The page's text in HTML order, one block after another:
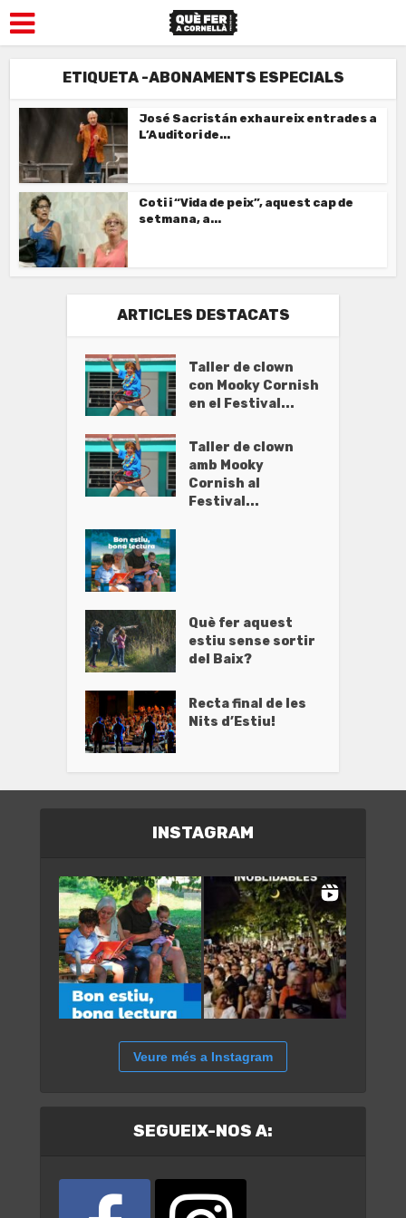
ETIQUETA -ABONAMENTS ESPECIALS
José Sacristán exhaureix entrades a
L’Auditori de...
Coti i “Vida de peix”, aquest cap de
setmana, a...
ARTICLES DESTACATS
Taller de clown
con Mooky Cornish
en el Festival...
Taller de clown
amb Mooky
Cornish al
Festival...
Què fer aquest
estiu sense sortir
del Baix?
Recta final de les
Nits d’Estiu!
INSTAGRAM
Veure més a Instagram
SEGUEIX-NOS A: